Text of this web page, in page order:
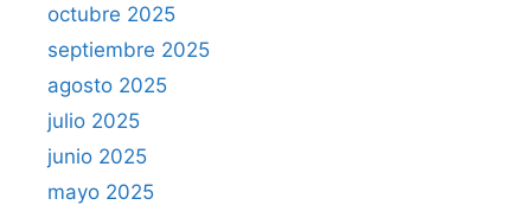
octubre 2025
septiembre 2025
agosto 2025
julio 2025
junio 2025
mayo 2025